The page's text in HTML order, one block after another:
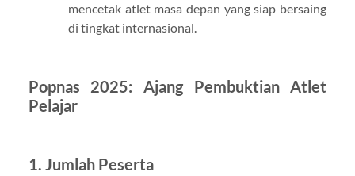
mencetak atlet masa depan yang siap bersaing
di tingkat internasional.
Popnas 2025: Ajang Pembuktian Atlet
Pelajar
1. Jumlah Peserta